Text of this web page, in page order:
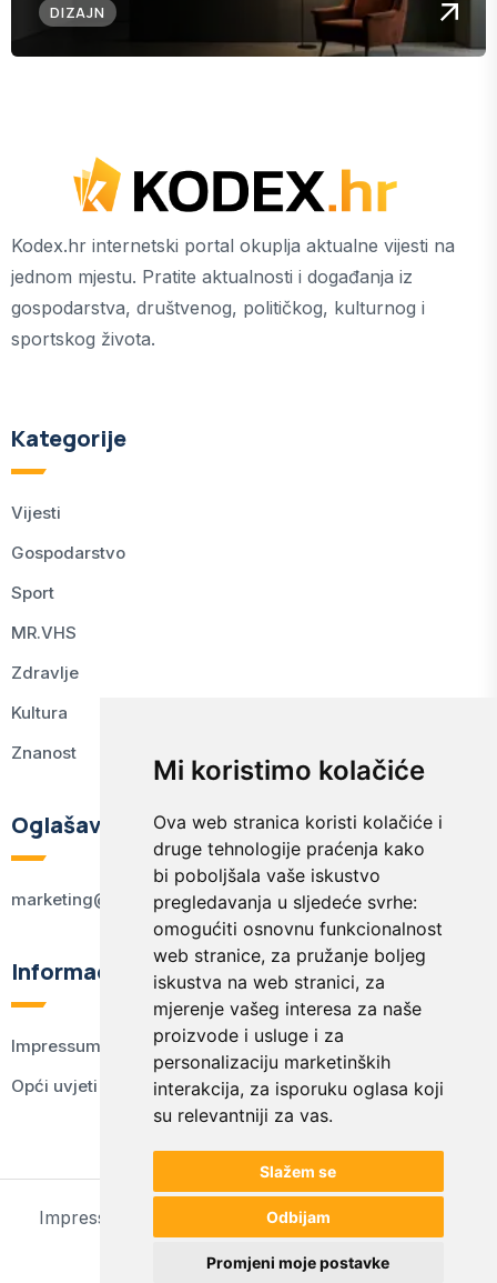
Mi koristimo kolačiće
Ova web stranica koristi kolačiće i
druge tehnologije praćenja kako
bi poboljšala vaše iskustvo
pregledavanja u sljedeće svrhe:
omogućiti osnovnu funkcionalnost
web stranice, za pružanje boljeg
iskustva na web stranici, za
mjerenje vašeg interesa za naše
proizvode i usluge i za
personalizaciju marketinških
interakcija, za isporuku oglasa koji
su relevantniji za vas.
Slažem se
Odbijam
Promjeni moje postavke
DIZAJN
Kodex.hr internetski portal okuplja aktualne vijesti na
jednom mjestu. Pratite aktualnosti i događanja iz
gospodarstva, društvenog, političkog, kulturnog i
sportskog života.
Kategorije
Vijesti
Gospodarstvo
Sport
MR.VHS
Zdravlje
Kultura
Znanost
Oglašavanje
marketing@kodex.hr
Informacije
Impressum
Opći uvjeti korištenja
Impressum Opći uvjeti korištenjaPostavke kolačića
© 2024 kodex.hr